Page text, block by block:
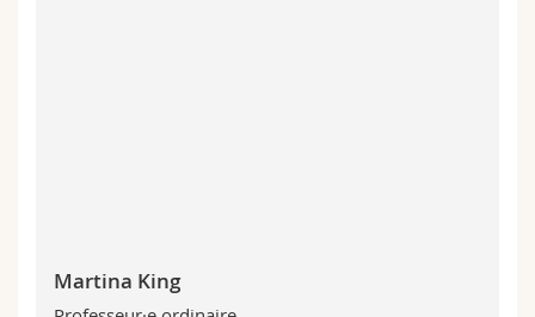
Martina King